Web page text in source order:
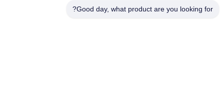
Good day, what product are you looking for?